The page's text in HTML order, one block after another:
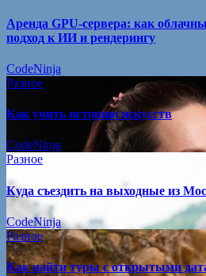
Аренда GPU-сервера: как
подход к ИИ и рендерингу
CodeNinja
Разное
Как учить историю искусств
CodeNinja
Разное
Куда съездить на выходные из
CodeNinja
Разное
Как найти туры с открытыми